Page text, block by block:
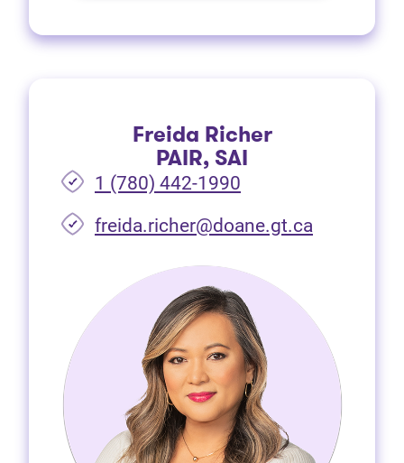
Freida Richer
PAIR, SAI
1 (780) 442-1990
freida.richer@doane.gt.ca